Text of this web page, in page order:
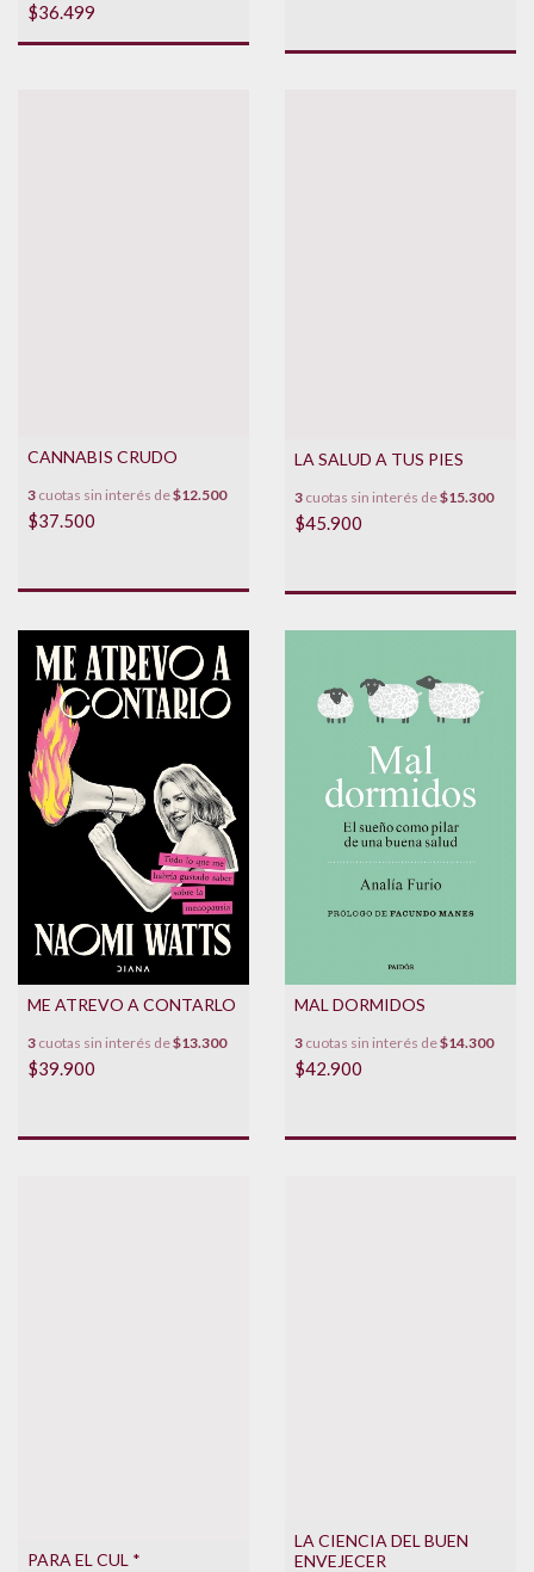
$36.499
CANNABIS CRUDO
3 cuotas sin interés de$12.500
$37.500
LA SALUD A TUS PIES
3 cuotas sin interés de$15.300
$45.900
ME ATREVO A CONTARLO
3 cuotas sin interés de$13.300
$39.900
MAL DORMIDOS
3 cuotas sin interés de$14.300
$42.900
PARA EL CUL *
LA CIENCIA DEL BUEN
ENVEJECER